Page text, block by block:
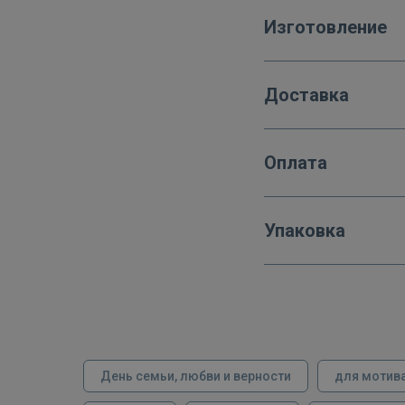
Изготовление
Доставка
Оплата
Упаковка
День семьи, любви и верности для